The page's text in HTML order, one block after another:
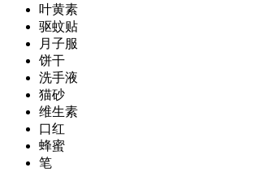
叶黄素
驱蚊贴
月子服
饼干
洗手液
猫砂
维生素
口红
蜂蜜
笔